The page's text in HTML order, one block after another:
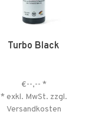
Turbo Black
€--,-- *
* exkl. MwSt. zzgl.
Versandkosten